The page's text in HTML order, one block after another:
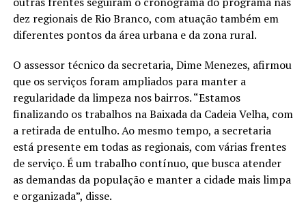
dez regionais de Rio Branco, com atuação também em
diferentes pontos da área urbana e da zona rural.
O assessor técnico da secretaria, Dime Menezes, afirmou
que os serviços foram ampliados para manter a
regularidade da limpeza nos bairros. “Estamos
finalizando os trabalhos na Baixada da Cadeia Velha, com
a retirada de entulho. Ao mesmo tempo, a secretaria
está presente em todas as regionais, com várias frentes
de serviço. É um trabalho contínuo, que busca atender
as demandas da população e manter a cidade mais limpa
e organizada”, disse.